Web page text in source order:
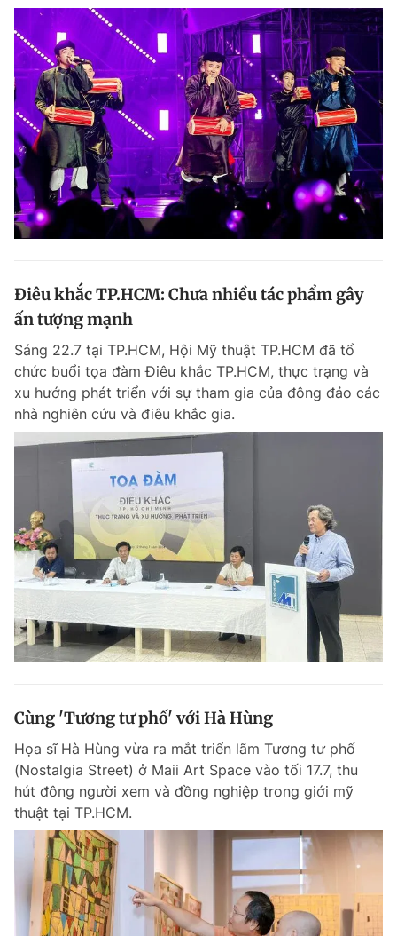
Điêu khắc TP.HCM: Chưa nhiều tác phẩm gây
ấn tượng mạnh
Sáng 22.7 tại TP.HCM, Hội Mỹ thuật TP.HCM đã tổ
chức buổi tọa đàm Điêu khắc TP.HCM, thực trạng và
xu hướng phát triển với sự tham gia của đông đảo các
nhà nghiên cứu và điêu khắc gia.
Cùng 'Tương tư phố' với Hà Hùng
Họa sĩ Hà Hùng vừa ra mắt triển lãm Tương tư phố
(Nostalgia Street) ở Maii Art Space vào tối 17.7, thu
hút đông người xem và đồng nghiệp trong giới mỹ
thuật tại TP.HCM.